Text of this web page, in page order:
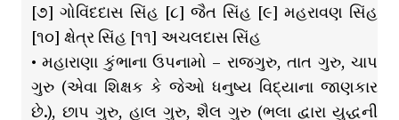
[૭] ગોવિંદદાસ સિંહ [૮] જૈત સિંહ [૯] મહરાવણ સિંહ
[૧૦] ક્ષેત્ર સિંહ [૧૧] અચલદાસ સિંહ
• મહારાણા કુંભાના ઉપનામો – રાજગુરુ, તાત ગુરુ, ચાપ
ગુરુ (એવા શિક્ષક કે જેઓ ધનુષ્ય વિદ્યાના જાણકાર
છે.), છાપ ગુરુ, હાલ ગુરુ, શૈલ ગુરુ (ભલા દ્વારા યુદ્ધની